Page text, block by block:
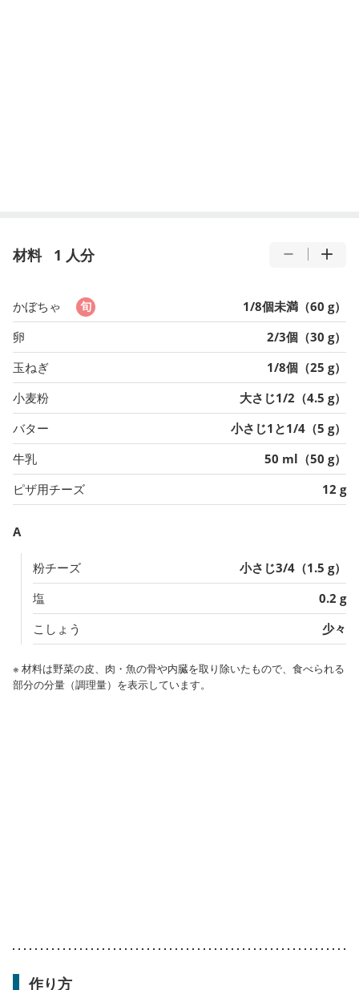
材料 1 人分
かぼちゃ
1/8個未満（60 g）
卵
2/3個（30 g）
玉ねぎ
1/8個（25 g）
小麦粉
大さじ1/2（4.5 g）
バター
小さじ1と1/4（5 g）
牛乳
50 ml（50 g）
ピザ用チーズ
12 g
A
粉チーズ
小さじ3/4（1.5 g）
塩
0.2 g
こしょう
少々
※ 材料は野菜の皮、肉・魚の骨や内臓を取り除いたもので、食べられる
部分の分量（調理量）を表示しています。
作り方